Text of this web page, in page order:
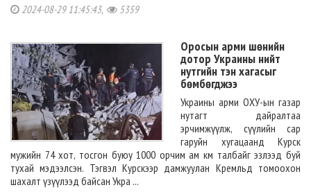
2024-08-29 11:45:43, 5359
Оросын арми шөнийн
дотор Украины нийт
нутгийн тэн хагасыг
бөмбөгджээ
Украины арми ОХУ-ын газар
нутагт дайралтаа
эрчимжүүлж, сүүлийн сар
гаруйн хугацаанд Курск
мужийн 74 хот, тосгон буюу 1000 орчим ам км талбайг эзлээд буй
тухай мэдээлсэн. Тэгвэл Курскээр дамжуулан Кремльд томоохон
шахалт үзүүлээд байсан Укра ...